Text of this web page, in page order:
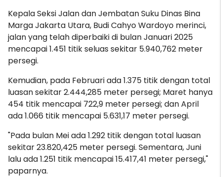
Kepala Seksi Jalan dan Jembatan Suku Dinas Bina
Marga Jakarta Utara, Budi Cahyo Wardoyo merinci,
jalan yang telah diperbaiki di bulan Januari 2025
mencapai 1.451 titik seluas sekitar 5.940,762 meter
persegi.
Kemudian, pada Februari ada 1.375 titik dengan total
luasan sekitar 2.444,285 meter persegi; Maret hanya
454 titik mencapai 722,9 meter persegi; dan April
ada 1.066 titik mencapai 5.631,17 meter persegi.
"Pada bulan Mei ada 1.292 titik dengan total luasan
sekitar 23.820,425 meter persegi. Sementara, Juni
lalu ada 1.251 titik mencapai 15.417,41 meter persegi,"
paparnya.